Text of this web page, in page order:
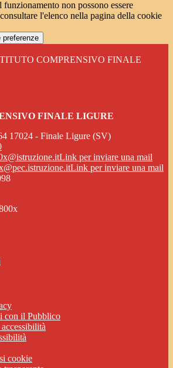
non possono essere
l'elenco nella pagina della cookie
preferenze
COMPRENSIVO FINALE
FINALE LIGURE
17024 - Finale Ligure (SV)
Link per inviare una mail
Link per inviare una mail
con il Pubblico
cookie